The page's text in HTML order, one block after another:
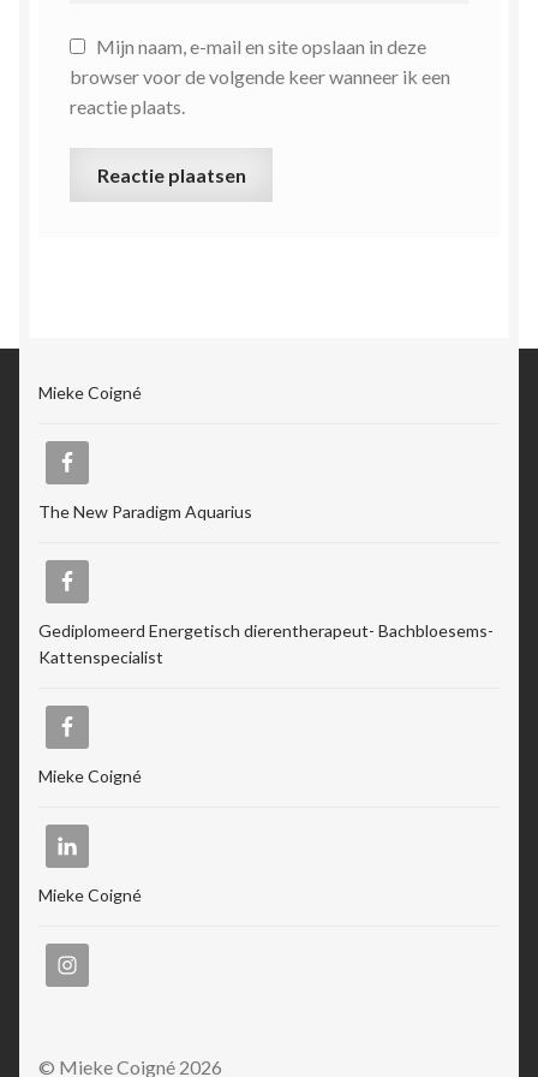
Mijn naam, e-mail en site opslaan in deze
browser voor de volgende keer wanneer ik een
reactie plaats.
Mieke Coigné
The New Paradigm Aquarius
Gediplomeerd Energetisch dierentherapeut- Bachbloesems-
Kattenspecialist
Mieke Coigné
Mieke Coigné
© Mieke Coigné 2026